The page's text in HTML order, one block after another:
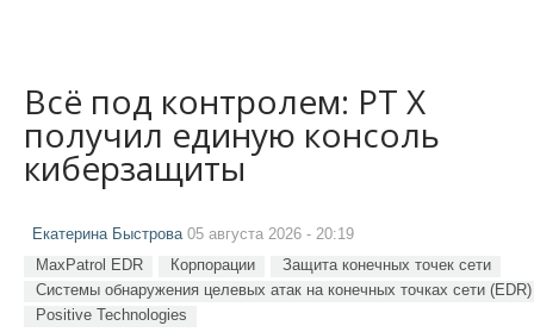
Всё под контролем: PT X
получил единую консоль
киберзащиты
Екатерина Быстрова05 августа 2026 - 20:19
MaxPatrol EDR Корпорации
Защита конечных точек сети
Системы обнаружения целевых атак на конечных точках сети (EDR)
Positive Technologies